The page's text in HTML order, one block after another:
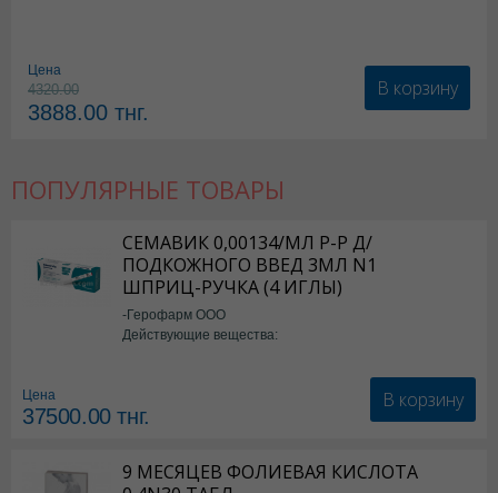
Цена
4320.00
3888.00 тнг.
В корзину
ПОПУЛЯРНЫЕ ТОВАРЫ
СЕМАВИК 0,00134/МЛ Р-Р Д/
ПОДКОЖНОГО ВВЕД 3МЛ N1
ШПРИЦ-РУЧКА (4 ИГЛЫ)
-Герофарм ООО
Действующие вещества:
Цена
37500.00тнг.
В корзину
9 МЕСЯЦЕВ ФОЛИЕВАЯ КИСЛОТА